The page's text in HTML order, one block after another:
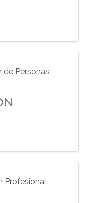
de Personas
Profesional